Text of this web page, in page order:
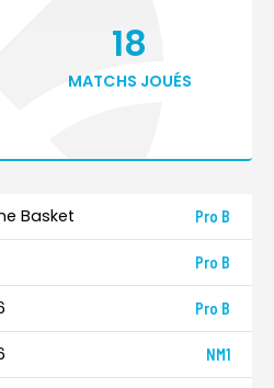
18
MATCHS JOUÉS
Basket Pro B
Pro B
Pro B
NM1